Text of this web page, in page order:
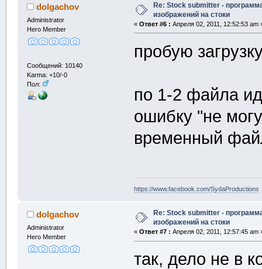
dolgachov
Administrator
Hero Member
Сообщений: 10140
Karma: +10/-0
Пол:
Re: Stock submitter -
изображений на стоки
«Ответ #6 : Апреля 02, 2011, 12:52:53 am
пробую
по 1-2 файла
ошибку "не
временный
https://www.facebook.com/SydaProductions
dolgachov
Administrator
Hero Member
Re: Stock submitter -
изображений на стоки
«Ответ #7 : Апреля 02, 2011, 12:57:45 am
так, дело не в